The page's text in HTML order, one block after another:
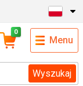
Wyszukaj
0
Menu